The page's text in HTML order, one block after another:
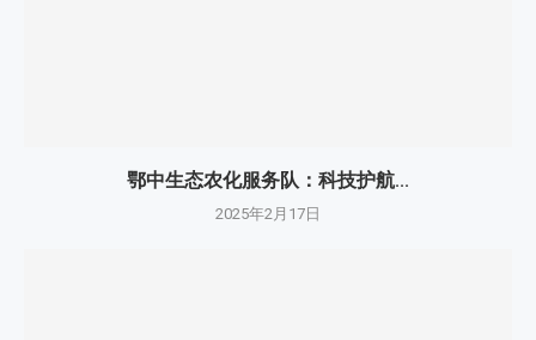
鄂中生态农化服务队：科技护航...
2025年2月17日